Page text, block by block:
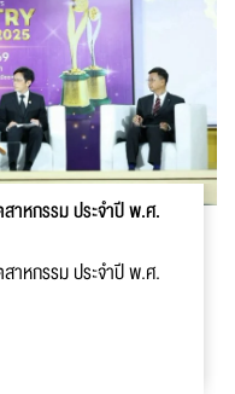
าหกรรม ประจำปี พ.ศ.
าหกรรม ประจำปี พ.ศ.